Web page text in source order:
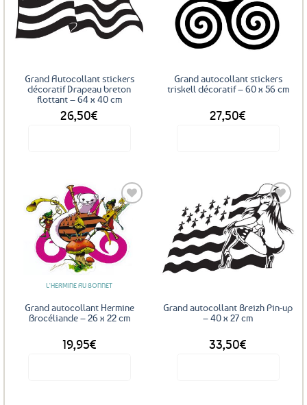
Ajouter
aux
favoris
Grand Autocollant stickers
décoratif Drapeau breton
flottant – 64 x 40 cm
26,50€
plusieurs
variations.
options
peuvent
Ajouter
aux
favoris
Grand autocollant stickers
triskell décoratif – 60 x 56 cm
27,50€
Ajouter
aux
favoris
L'HERMINE AU BONNET
Grand autocollant Hermine
Brocéliande – 26 x 22 cm
19,95€
Ajouter
aux
favoris
Grand autocollant Breizh Pin-up
– 40 x 27 cm
33,50€